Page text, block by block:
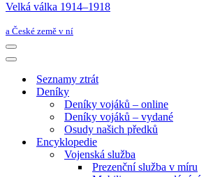
Velká válka 1914–⁠⁠⁠⁠⁠⁠1918
a České země v ní
Navigační
menu
Navigační
Seznamy ztrát
Deníky
Deníky vojáků – online
Deníky vojáků – vydané
Osudy našich předků
Encyklopedie
Vojenská služba
Prezenční služba v míru